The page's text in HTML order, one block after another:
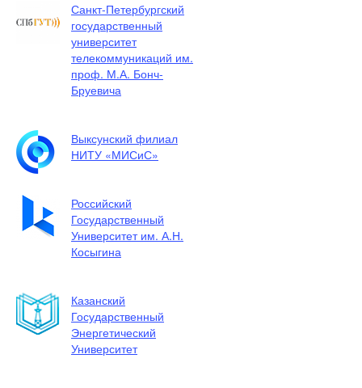
Санкт-Петербургский
государственный
университет
телекоммуникаций им.
проф. М.А. Бонч-
Бруевича
Выксунский филиал
НИТУ «МИСиС»
Российский
Государственный
Университет им. А.Н.
Косыгина
Казанский
Государственный
Энергетический
Университет